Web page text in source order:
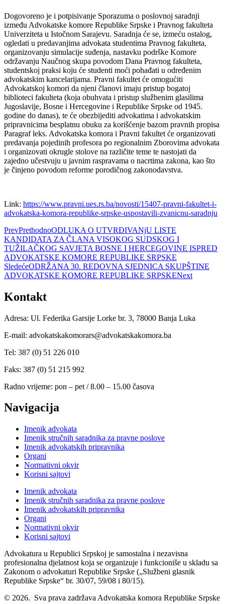
Dogovoreno je i potpisivanje Sporazuma o poslovnoj saradnji
između Advokatske komore Republike Srpske i Pravnog fakulteta
Univerziteta u Istočnom Sarajevu. Saradnja će se, izmeću ostalog,
ogledati u predavanjima advokata studentima Pravnog fakulteta,
organizovanju simulacije suđenja, nastavku podrške Komore
održavanju Naučnog skupa povodom Dana Pravnog fakulteta,
studentskoj praksi koju će studenti moći pohađati u određenim
advokatskim kancelarijama. Pravni fakultet će omogućiti
Advokatskoj komori da njeni članovi imaju pristup bogatoj
biblioteci fakulteta (koja obuhvata i pristup službenim glasilima
Jugoslavije, Bosne i Hercegovine i Republike Srpske od 1945.
godine do danas), te će obezbijediti advokatima i advokatskim
pripravnicima besplatnu obuku za korišćenje bazom pravnih propisa
Paragraf leks. Advokatska komora i Pravni fakultet će organizovati
predavanja pojedinih profesora po regionalnim Zborovima advokata
i organizovati okrugle stolove na različite teme te nastojati da
zajedno učestvuju u javnim raspravama o nacrtima zakona, kao što
je činjeno povodom reforme porodičnog zakonodavstva.
Link: https://www.pravni.ues.rs.ba/novosti/15407-pravni-fakultet-i-
advokatska-komora-republike-srpske-uspostavili-zvanicnu-saradnju
PrevPrethodnoODLUKA O UTVRĐIVANjU LISTE
KANDIDATA ZA ČLANA VISOKOG SUDSKOG I
TUŽILAČKOG SAVJETA BOSNE I HERCEGOVINE ISPRED
ADVOKATSKE KOMORE REPUBLIKE SRPSKE
SledećeODRŽANA 30. REDOVNA SJEDNICA SKUPŠTINE
ADVOKATSKE KOMORE REPUBLIKE SRPSKENext
Kontakt
Adresa: Ul. Federika Garsije Lorke br. 3, 78000 Banja Luka
E-mail: advokatskakomorars@advokatskakomora.ba
Tel: 387 (0) 51 226 010
Faks: 387 (0) 51 215 992
Radno vrijeme: pon – pet / 8.00 – 15.00 časova
Navigacija
Imenik advokata
Imenik stručnih saradnika za pravne poslove
Imenik advokatskih pripravnika
Organi
Normativni okvir
Korisni sajtovi
Imenik advokata
Imenik stručnih saradnika za pravne poslove
Imenik advokatskih pripravnika
Organi
Normativni okvir
Korisni sajtovi
Advokatura u Republici Srpskoj je samostalna i nezavisna
profesionalna djelatnost koja se organizuje i funkcioniše u skladu sa
Zakonom o advokaturi Republike Srpske („Službeni glasnik
Republike Srpske“ br. 30/07, 59/08 i 80/15).
© 2026. Sva prava zadržava Advokatska komora Republike Srpske